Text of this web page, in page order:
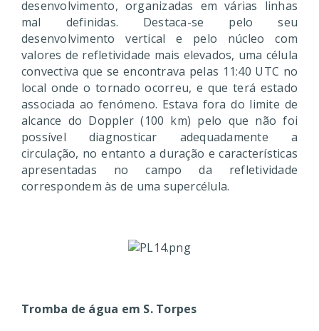
desenvolvimento, organizadas em várias linhas
mal definidas. Destaca-se pelo seu
desenvolvimento vertical e pelo núcleo com
valores de refletividade mais elevados, uma célula
convectiva que se encontrava pelas 11:40 UTC no
local onde o tornado ocorreu, e que terá estado
associada ao fenómeno. Estava fora do limite de
alcance do Doppler (100 km) pelo que não foi
possível diagnosticar adequadamente a
circulação, no entanto a duração e características
apresentadas no campo da refletividade
correspondem às de uma supercélula.
Tromba de água em S. Torpes